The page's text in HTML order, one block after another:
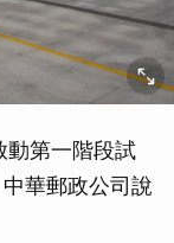
動第一階段試
華郵政公司說